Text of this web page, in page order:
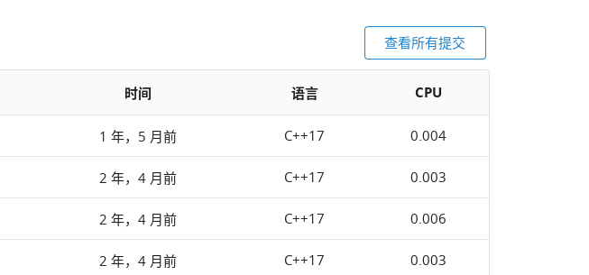
查看所有提交
时间 语言 CPU
1 年，5 月前 C++17 0.004
2 年，4 月前 C++17 0.003
2 年，4 月前 C++17 0.006
2 年，4 月前 C++17 0.003